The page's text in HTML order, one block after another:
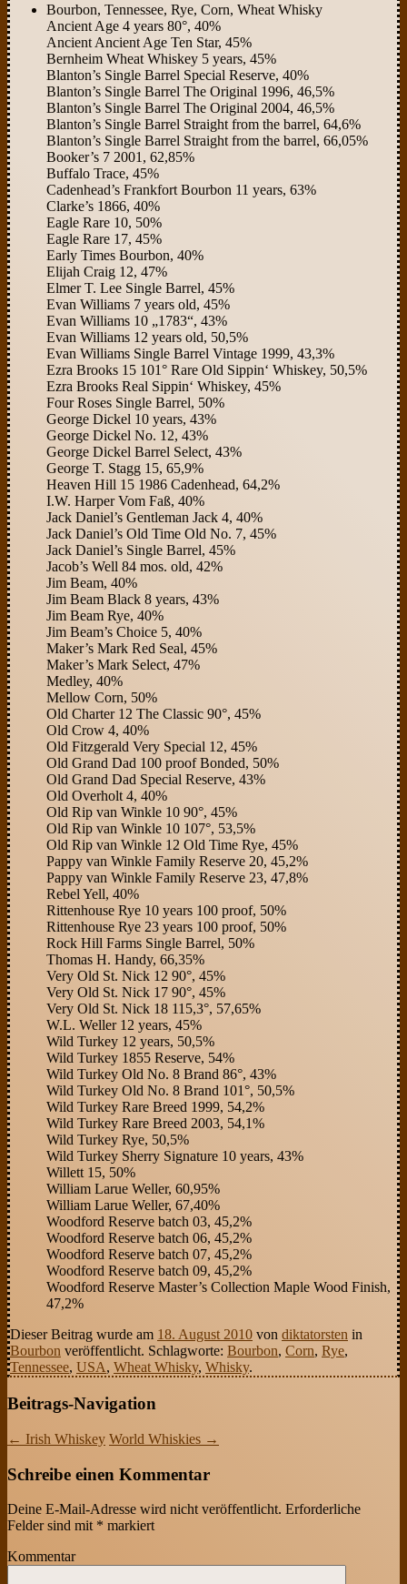
Bourbon, Tennessee, Rye, Corn, Wheat Whisky
Ancient Age 4 years 80°, 40%
Ancient Ancient Age Ten Star, 45%
Bernheim Wheat Whiskey 5 years, 45%
Blanton’s Single Barrel Special Reserve, 40%
Blanton’s Single Barrel The Original 1996, 46,5%
Blanton’s Single Barrel The Original 2004, 46,5%
Blanton’s Single Barrel Straight from the barrel, 64,6%
Blanton’s Single Barrel Straight from the barrel, 66,05%
Booker’s 7 2001, 62,85%
Buffalo Trace, 45%
Cadenhead’s Frankfort Bourbon 11 years, 63%
Clarke’s 1866, 40%
Eagle Rare 10, 50%
Eagle Rare 17, 45%
Early Times Bourbon, 40%
Elijah Craig 12, 47%
Elmer T. Lee Single Barrel, 45%
Evan Williams 7 years old, 45%
Evan Williams 10 „1783“, 43%
Evan Williams 12 years old, 50,5%
Evan Williams Single Barrel Vintage 1999, 43,3%
Ezra Brooks 15 101° Rare Old Sippin‘ Whiskey, 50,5%
Ezra Brooks Real Sippin‘ Whiskey, 45%
Four Roses Single Barrel, 50%
George Dickel 10 years, 43%
George Dickel No. 12, 43%
George Dickel Barrel Select, 43%
George T. Stagg 15, 65,9%
Heaven Hill 15 1986 Cadenhead, 64,2%
I.W. Harper Vom Faß, 40%
Jack Daniel’s Gentleman Jack 4, 40%
Jack Daniel’s Old Time Old No. 7, 45%
Jack Daniel’s Single Barrel, 45%
Jacob’s Well 84 mos. old, 42%
Jim Beam, 40%
Jim Beam Black 8 years, 43%
Jim Beam Rye, 40%
Jim Beam’s Choice 5, 40%
Maker’s Mark Red Seal, 45%
Maker’s Mark Select, 47%
Medley, 40%
Mellow Corn, 50%
Old Charter 12 The Classic 90°, 45%
Old Crow 4, 40%
Old Fitzgerald Very Special 12, 45%
Old Grand Dad 100 proof Bonded, 50%
Old Grand Dad Special Reserve, 43%
Old Overholt 4, 40%
Old Rip van Winkle 10 90°, 45%
Old Rip van Winkle 10 107°, 53,5%
Old Rip van Winkle 12 Old Time Rye, 45%
Pappy van Winkle Family Reserve 20, 45,2%
Pappy van Winkle Family Reserve 23, 47,8%
Rebel Yell, 40%
Rittenhouse Rye 10 years 100 proof, 50%
Rittenhouse Rye 23 years 100 proof, 50%
Rock Hill Farms Single Barrel, 50%
Thomas H. Handy, 66,35%
Very Old St. Nick 12 90°, 45%
Very Old St. Nick 17 90°, 45%
Very Old St. Nick 18 115,3°, 57,65%
W.L. Weller 12 years, 45%
Wild Turkey 12 years, 50,5%
Wild Turkey 1855 Reserve, 54%
Wild Turkey Old No. 8 Brand 86°, 43%
Wild Turkey Old No. 8 Brand 101°, 50,5%
Wild Turkey Rare Breed 1999, 54,2%
Wild Turkey Rare Breed 2003, 54,1%
Wild Turkey Rye, 50,5%
Wild Turkey Sherry Signature 10 years, 43%
Willett 15, 50%
William Larue Weller, 60,95%
William Larue Weller, 67,40%
Woodford Reserve batch 03, 45,2%
Woodford Reserve batch 06, 45,2%
Woodford Reserve batch 07, 45,2%
Woodford Reserve batch 09, 45,2%
Woodford Reserve Master’s Collection Maple Wood Finish,
47,2%
Dieser Beitrag wurde am 18. August 2010 von diktatorsten in
Bourbon veröffentlicht. Schlagworte: Bourbon, Corn, Rye,
Tennessee, USA, Wheat Whisky, Whisky.
Beitrags-Navigation
← Irish Whiskey World Whiskies →
Schreibe einen Kommentar
Deine E-Mail-Adresse wird nicht veröffentlicht. Erforderliche
Felder sind mit * markiert
Kommentar